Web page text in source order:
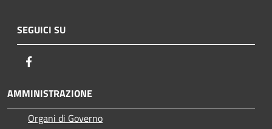
SEGUICI SU
AMMINISTRAZIONE
Organi di Governo